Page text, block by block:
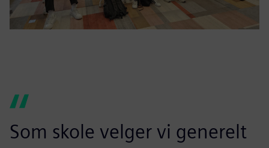
Som skole velger vi generelt